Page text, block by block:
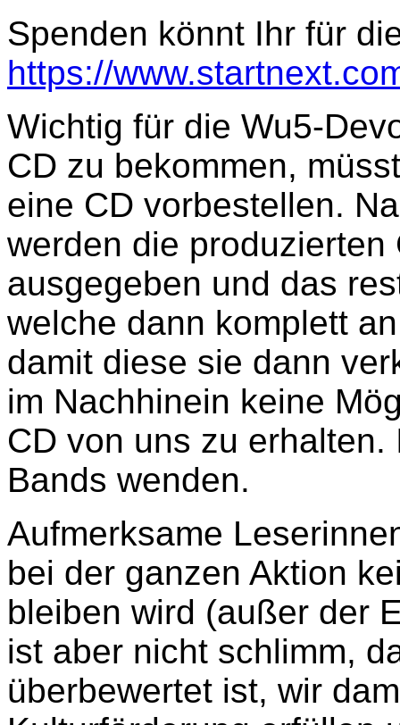
Spenden könnt Ihr für
https://
Wichtig für die Wu5-
CD zu bekommen,
eine CD vorbestellen.
werden die
ausgegeben und das
welche dann komplett
damit diese sie dann
im Nachhinein keine
CD von uns zu
Bands wenden.
Aufmerksame
bei der ganzen Aktion
bleiben wird (außer der
ist aber nicht schlimm,
überbewertet ist, wir